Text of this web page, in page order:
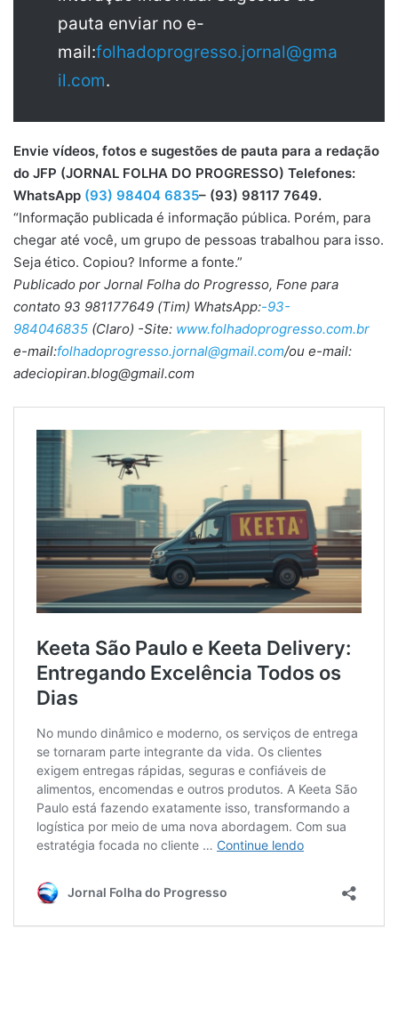
pauta enviar no e-
mail:folhadoprogresso.jornal@gma
il.com.
Envie vídeos, fotos e sugestões de pauta para a redação
do JFP (JORNAL FOLHA DO PROGRESSO) Telefones:
WhatsApp (93) 98404 6835– (93) 98117 7649.
“Informação publicada é informação pública. Porém, para
chegar até você, um grupo de pessoas trabalhou para isso.
Seja ético. Copiou? Informe a fonte.”
Publicado por Jornal Folha do Progresso, Fone para
contato 93 981177649 (Tim) WhatsApp:-93-
984046835 (Claro) -Site: www.folhadoprogresso.com.br
e-mail:folhadoprogresso.jornal@gmail.com/ou e-mail:
adeciopiran.blog@gmail.com